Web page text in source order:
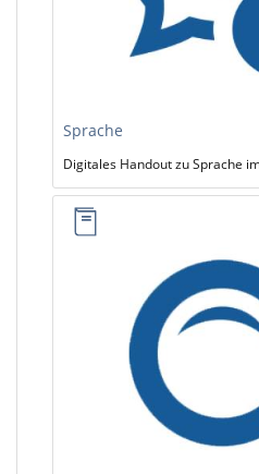
Sprache
Digitales Handout zu Sprache